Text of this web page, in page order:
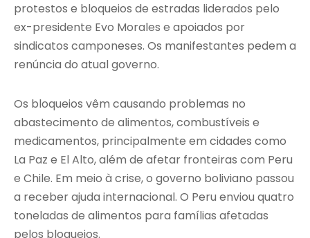
protestos e bloqueios de estradas liderados pelo
ex-presidente Evo Morales e apoiados por
sindicatos camponeses. Os manifestantes pedem a
renúncia do atual governo.
Os bloqueios vêm causando problemas no
abastecimento de alimentos, combustíveis e
medicamentos, principalmente em cidades como
La Paz e El Alto, além de afetar fronteiras com Peru
e Chile. Em meio à crise, o governo boliviano passou
a receber ajuda internacional. O Peru enviou quatro
toneladas de alimentos para famílias afetadas
pelos bloqueios.